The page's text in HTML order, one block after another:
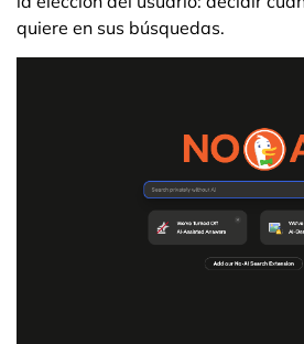
quiere en sus búsquedas.